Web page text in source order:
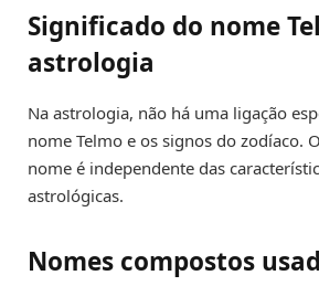
Significado do nome
astrologia
Na astrologia, não há uma ligação
nome Telmo e os signos do zodíaco.
nome é independente das
astrológicas.
Nomes compostos